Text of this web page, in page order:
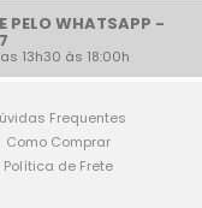
PELO WHATSAPP -
13h30 às 18:00h
Frequentes
Como Comprar
Política de Frete